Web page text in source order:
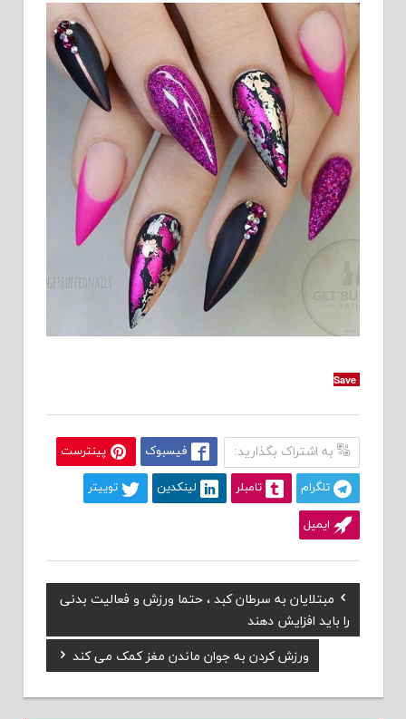
Save
به اشتراک بگذارید: فیسبوک پینترست
تلگرام تامبلر لینکدین توییتر
ایمیل
راهبری
نوشته
Previous
Post:
مبتلایان به سرطان کبد ، حتما ورزش و فعالیت بدنی
را باید افزایش دهند
Next
Post:
ورزش کردن به جوان ماندن مغز کمک می کند